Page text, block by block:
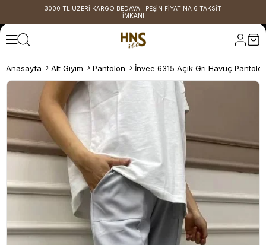
3000 TL ÜZERİ KARGO BEDAVA | PEŞİN FİYATINA 6 TAKSİT
İMKANI
Anasayfa Alt Giyim Pantolon İnvee 6315 Açık Gri Havuç